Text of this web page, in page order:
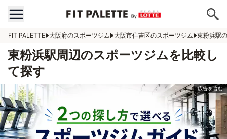
FIT PALETTE 大阪府のスポーツジム 大阪市住吉区のスポーツジム 東粉浜駅
東粉浜駅周辺のスポーツジムを比較し
て探す